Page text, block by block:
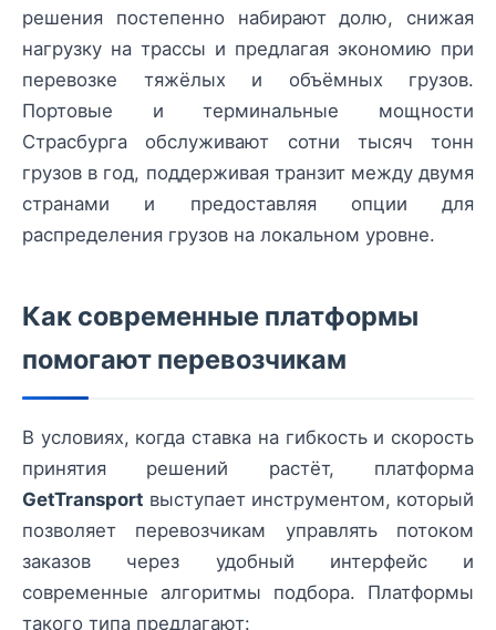
решения постепенно набирают долю, снижая
нагрузку на трассы и предлагая экономию при
перевозке тяжёлых и объёмных грузов.
Портовые и терминальные мощности
Страсбурга обслуживают сотни тысяч тонн
грузов в год, поддерживая транзит между двумя
странами и предоставляя опции для
распределения грузов на локальном уровне.
Как современные платформы
помогают перевозчикам
В условиях, когда ставка на гибкость и скорость
принятия решений растёт, платформа
GetTransport выступает инструментом, который
позволяет перевозчикам управлять потоком
заказов через удобный интерфейс и
современные алгоритмы подбора. Платформы
такого типа предлагают: